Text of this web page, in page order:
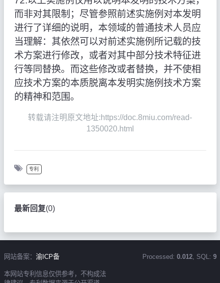
而非对其限制；尽管参照前述实施例对本发明
进行了详细的说明，本领域的普通技术人员应
当理解：其依然可以对前述实施例所记载的技
术方案进行修改，或者对其中部分技术特征进
行等同替换。而这些修改或者替换，并不使相
应技术方案的本质脱离本发明实施例技术方案
的精神和范围。
转载请注明原文地址:https://doc.8miu.com/read-
1350020.html
专利
最新回复(0)
网站备案： 渝ICP备
本网站专利信息仅供参考，不构成法
Processed: 0.012, SQL: 9